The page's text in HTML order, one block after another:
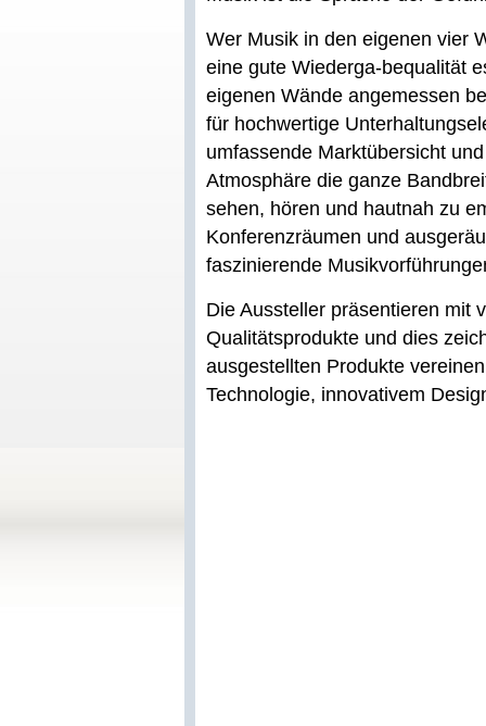
Wer Musik in den eigenen vier
eine gute Wiederga-bequalität
eigenen Wände angemessen
für hochwertige
umfassende Marktübersicht
Atmosphäre die ganze
sehen, hören und hautnah zu
Konferenzräumen und
faszinierende
Die Aussteller präsentieren mit
Qualitätsprodukte und dies
ausgestellten Produkte
Technologie, innovativem